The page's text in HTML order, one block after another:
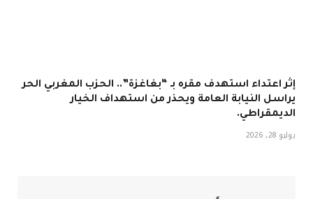
إثر اعتداء استهدف مقره بـ “بغاغزة”.. الحزب المغربي الحر
يراسل النيابة العامة ويحذر من استهداف الخيار
الديمقراطي.
يوليو 28, 2026